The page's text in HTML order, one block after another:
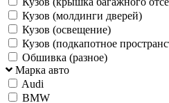
Кузов (молдинги дверей)
Кузов (освещение)
Кузов (подкапотное
Обшивка (разное)
Марка авто
Audi
BMW